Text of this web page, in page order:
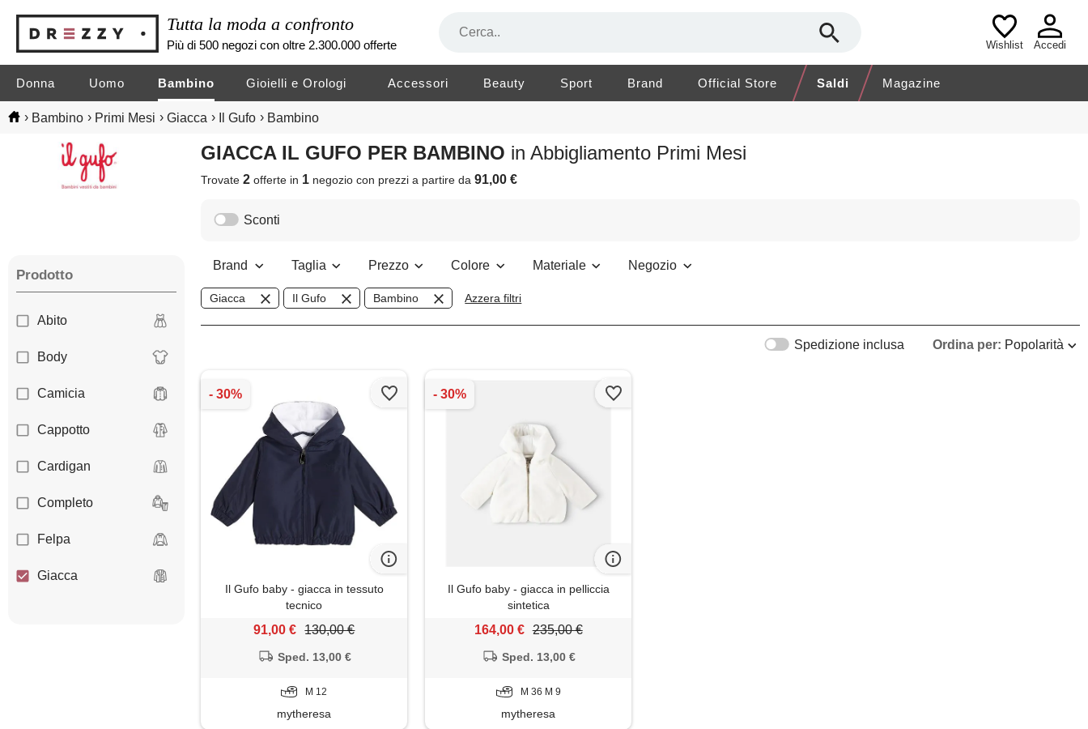
Tutta la moda a confronto
Più di 500 negozi con oltre 2.300.000 offerte Wishlist Accedi
Donna Uomo Bambino Gioielli e Orologi Accessori Beauty Sport Brand Official Store Saldi Magazine
› Bambino › Primi Mesi › Giacca › Il Gufo › Bambino
GIACCA IL GUFO PER BAMBINO in Abbigliamento Primi Mesi
Trovate2 offerte in 1 negoziocon prezzi a partire da91,00 €
Prodotto
Abito
Body
Camicia
Cappotto
Cardigan
Completo
Felpa
Giacca
Sconti
Brand Taglia Prezzo Colore Materiale Negozio
Giacca Il Gufo Bambino Azzera filtri
Ordina per: Popolarità
Spedizione inclusa
Il Gufo baby - giacca in tessuto
tecnico
91,00 € 130,00 €
Sped. 13,00 €
M 12
mytheresa
Il Gufo baby - giacca in pelliccia
sintetica
164,00 € 235,00 €
Sped. 13,00 €
M 36 M 9
mytheresa